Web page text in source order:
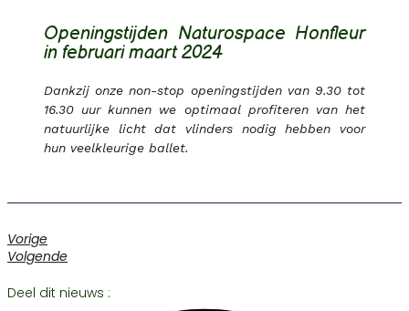
Openingstijden Naturospace Honfleur
in februari maart 2024
Dankzij onze non-stop openingstijden van 9.30 tot
16.30 uur kunnen we optimaal profiteren van het
natuurlijke licht dat vlinders nodig hebben voor
hun veelkleurige ballet.
Vorige
Volgende
Deel dit nieuws :